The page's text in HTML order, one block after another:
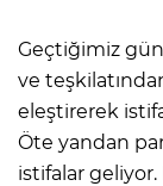
Geçtiğimiz
ve
eleştirerek
Öte yandan
istifalar